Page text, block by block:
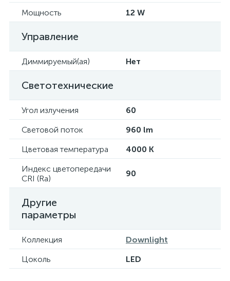
Мощность 12 W
Управление
Диммируемый(ая) Нет
Светотехнические
Угол излучения
60
Световой поток
960 lm
Цветовая температура
4000 K
Индекс цветопередачи
CRI (Ra)
90
Другие
параметры
Коллекция
Downlight
Цоколь
LED